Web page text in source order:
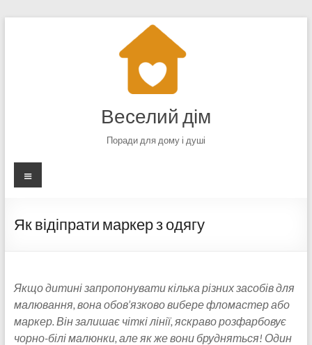
Веселий дім
Поради для дому і душі
Меню
Як відіпрати маркер з одягу
Якщо дитині запропонувати кілька різних засобів для
малювання, вона обов’язково вибере фломастер або
маркер. Він залишає чіткі лінії, яскраво розфарбовує
чорно-білі малюнки, але як же вони брудняться! Один